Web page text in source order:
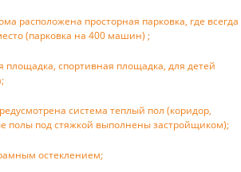
расположена просторная парковка, где всегда
(парковка на 400 машин) ;
площадка, спортивная площадка, для детей
система теплый пол (коридор,
полы под стяжкой выполнены застройщиком);
остеклением;